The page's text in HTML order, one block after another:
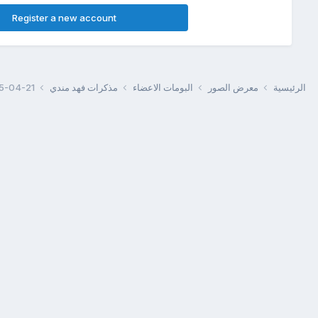
Register a new account
الرئيسية معرض الصور البومات الاعضاء مذكرات فهد مندي 21 00.20.59.jpg